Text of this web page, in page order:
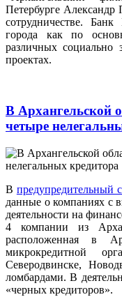
Петербурге
сотрудничестве.
города как по
различных социально
проектах.
В Архангельской
четыре
В предупредительный
данные о компаниях с
деятельности на
4 компании из
расположенная в
микрокредитной
Северодвинске,
ломбардами. В
«черных кредиторов».